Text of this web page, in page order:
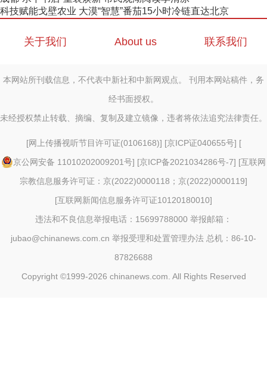
科技赋能戈壁农业 大漠“智慧”番茄15小时冷链直达北京
关于我们 About us 联系我们
本网站所刊载信息，不代表中新社和中新网观点。 刊用本网站稿件，务
经书面授权。
未经授权禁止转载、摘编、复制及建立镜像，违者将依法追究法律责任。
[网上传播视听节目许可证(0106168)] [京ICP证040655号] [
京公网安备 11010202009201号] [京ICP备2021034286号-7] [互联网
宗教信息服务许可证：京(2022)0000118；京(2022)0000119]
[互联网新闻信息服务许可证10120180010]
违法和不良信息举报电话：15699788000 举报邮箱：
jubao@chinanews.com.cn 举报受理和处置管理办法 总机：86-10-
87826688
Copyright ©1999-2026 chinanews.com. All Rights Reserved